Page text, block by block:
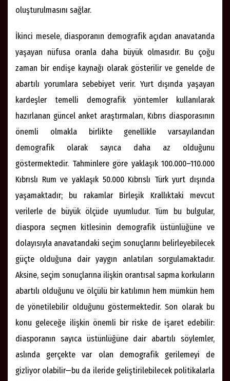
oluşturulmasını sağlar.
İkinci mesele, diasporanın demografik açıdan anavatanda
yaşayan nüfusa oranla daha büyük olmasıdır. Bu çoğu
zaman bir endişe kaynağı olarak gösterilir ve genelde de
abartılı yorumlara sebebiyet verir. Yurt dışında yaşayan
kardeşler temelli demografik yöntemler kullanılarak
hazırlanan güncel anket araştırmaları, Kıbrıs diasporasının
önemli olmakla birlikte genellikle varsayılandan
demografik olarak sayıca daha az olduğunu
göstermektedir. Tahminlere göre yaklaşık 100.000–110.000
Kıbrıslı Rum ve yaklaşık 50.000 Kıbrıslı Türk yurt dışında
yaşamaktadır; bu rakamlar Birleşik Krallıktaki mevcut
verilerle de büyük ölçüde uyumludur. Tüm bu bulgular,
diaspora seçmen kitlesinin demografik üstünlüğüne ve
dolayısıyla anavatandaki seçim sonuçlarını belirleyebilecek
güçte olduğuna dair yaygın anlatıları sorgulamaktadır.
Aksine, seçim sonuçlarına ilişkin orantısal sapma korkuların
abartılı olduğunu ve ölçülü bir katılımın hem mümkün hem
de yönetilebilir olduğunu göstermektedir. Son olarak bu
konu geleceğe ilişkin önemli bir riske de işaret edebilir:
diasporanın sayıca üstünlüğüne dair abartılı söylemler,
aslında gerçekte var olan demografik gerilemeyi de
gizliyor olabilir—bu da ileride geliştirilebilecek politikalarla